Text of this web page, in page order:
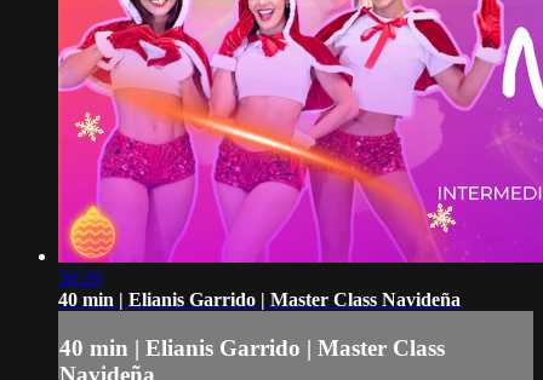
38:26
40 min | Elianis Garrido | Master Class Navideña
40 min | Elianis Garrido | Master Class
Navideña